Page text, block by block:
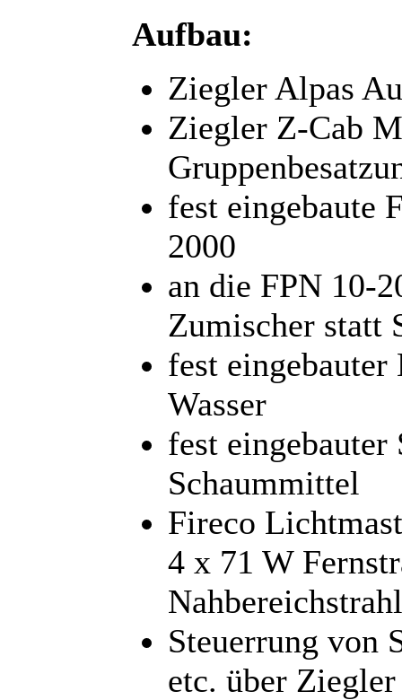
Aufbau:
Ziegler Alpas
Ziegler Z-Cab
fest eingebaute
2000
an die FPN 10-
Zumischer statt
fest
Wasser
fest
Schaummittel
Fireco
4 x 71 W
Steuerrung von
etc. über